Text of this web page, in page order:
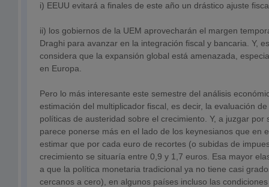
i) EEUU evitará a finales de este año un drástico ajuste
ii) los gobiernos de la UEM aprovecharán el margen
Draghi para avanzar en la integración fiscal y bancaria. Y,
considera que la expansión global está amenazada,
en Europa.
Pero lo más interesante este semestre del análisis
estimación del multiplicador fiscal, es decir, la evaluación
políticas de austeridad sobre el crecimiento. Y, a juzgar por
parece ponerse más en el lado de los keynesianos que en
estimar que por cada euro de recortes (o subidas de
crecimiento se situaría entre 0,9 y 1,7 euros. Esa mayor
a que la política monetaria tradicional ya no tiene casi
cercanos a cero), en algunos países incluso las